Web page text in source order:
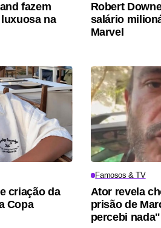
fazem
na
Robert
salário
Marvel
criação da
Copa
Famosos & TV
Ator revela
prisão de
percebi nada"